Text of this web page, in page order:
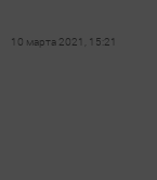
10 марта 2021, 15:21